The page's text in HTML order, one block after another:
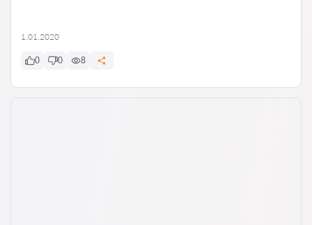
1.01.2020
0 0 8